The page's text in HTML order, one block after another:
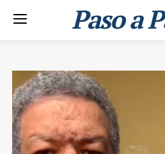
Paso a